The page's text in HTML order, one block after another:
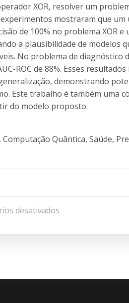
XOR, resolver um
mostraram que um
de 100% no problema XOR e
a plausibilidade de modelos
No problema de diagnóstico
ROC de 88%. Esses
demonstrando
Este trabalho é também uma
do modelo proposto.
Quântica, Saúde,
de
Post
desativados